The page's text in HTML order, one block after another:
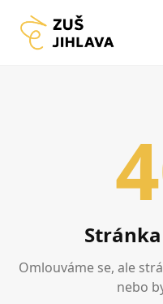
Omlouváme se, ale
nebo